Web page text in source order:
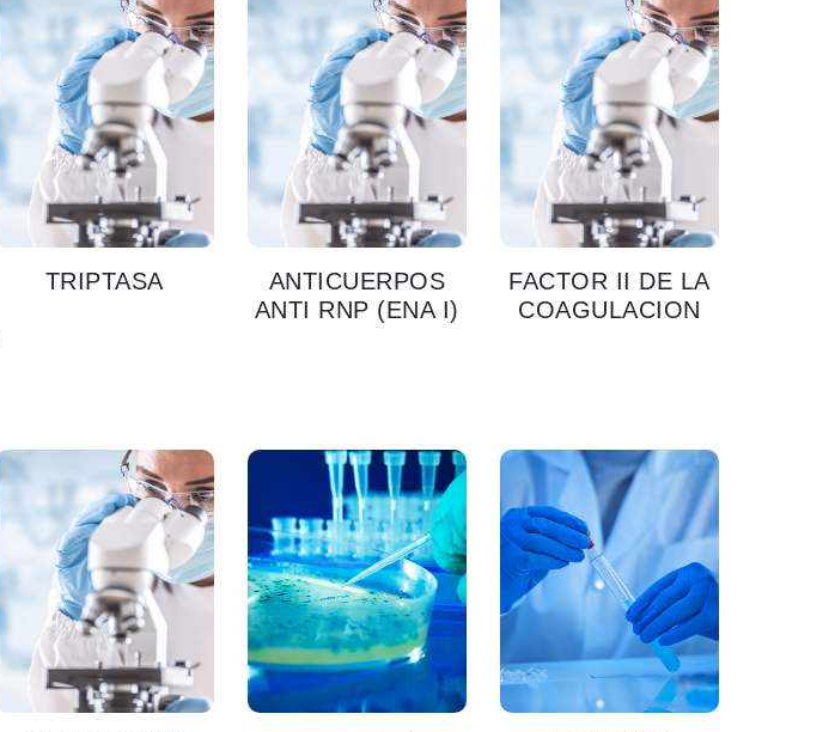
TRIPTASA
ANTICUERPOS
ANTI RNP (ENA I)
FACTOR II DE LA
COAGULACION